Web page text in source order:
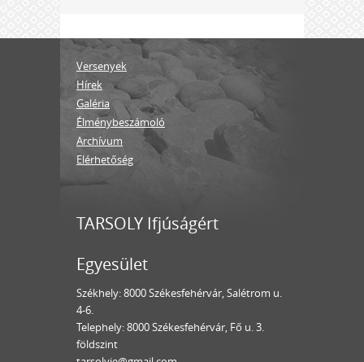
Versenyek
Hírek
Galéria
Élménybeszámoló
Archívum
Elérhetőség
TARSOLY Ifjúságért
Egyesület
Székhely: 8000 Székesfehérvár, Salétrom u.
4-6.
Telephely: 8000 Székesfehérvár, Fő u. 3.
földszint